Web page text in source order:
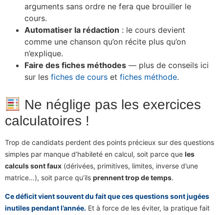
arguments sans ordre ne fera que brouiller le
cours.
Automatiser la rédaction : le cours devient
comme une chanson qu’on récite plus qu’on
n’explique.
Faire des fiches méthodes — plus de conseils ici
sur les fiches de cours et fiches méthode.
Ne néglige pas les exercices
calculatoires !
Trop de candidats perdent des points précieux sur des questions
simples par manque d’habileté en calcul, soit parce que les
calculs sont faux (dérivées, primitives, limites, inverse d’une
matrice…), soit parce qu’ils prennent trop de temps.
Ce déficit vient souvent du fait que ces questions sont jugées
inutiles pendant l’année. Et à force de les éviter, la pratique fait